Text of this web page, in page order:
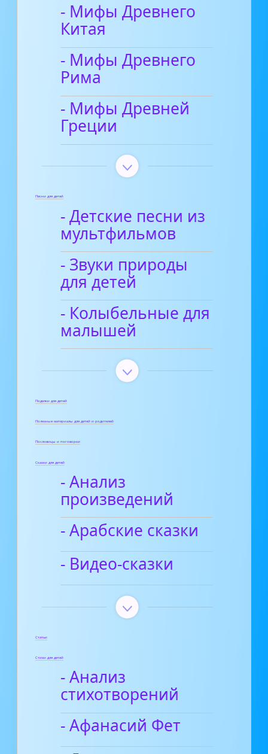
- Мифы Древнего
Китая
- Мифы Древнего
Рима
- Мифы Древней
Греции
Песни для детей
- Детские песни из
мультфильмов
- Звуки природы
для детей
- Колыбельные для
малышей
Поделки для детей
Полезные материалы для детей и родителей
Пословицы и поговорки
Сказки для детей
- Анализ
произведений
- Арабские сказки
- Видео-сказки
Статьи
Стихи для детей
- Анализ
стихотворений
- Афанасий Фет